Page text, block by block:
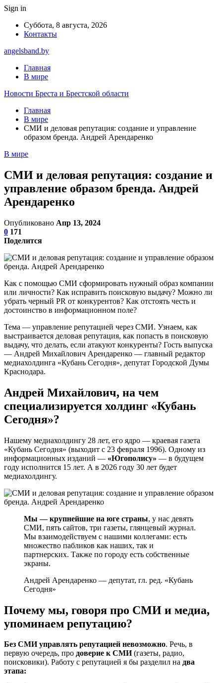
Sign in
Суббота, 8 августа, 2026
Контакты
angelsband.by
Главная
В мире
Новости Бреста и Брестской области
Главная
В мире
СМИ и деловая репутация: создание и управление
образом бренда. Андрей Арендаренко
В мире
СМИ и деловая репутация: создание и
управление образом бренда. Андрей
Арендаренко
Опубликовано Апр 13, 2024
0 171
Поделится
Как с помощью СМИ сформировать нужный образ компании
или личности? Как исправить поисковую выдачу? Можно ли
убрать черный PR от конкурентов? Как отстоять честь и
достоинство в информационном поле?
Тема — управление репутацией через СМИ. Узнаем, как
выстраивается деловая репутация, как попасть в поисковую
выдачу, что делать, если атакуют конкуренты? Гость выпуска
— Андрей Михайлович Арендаренко — главный редактор
медиахолдинга «Кубань Сегодня», депутат Городской Думы
Краснодара.
Андрей Михайлович, на чем
специализируется холдинг «Кубань
Сегодня»?
Нашему медиахолдингу 28 лет, его ядро — краевая газета
«Кубань Сегодня» (выходит с 23 февраля 1996). Одному из
информационных изданий — «Югополису» — в будущем
году исполнится 15 лет. А в 2026 году 30 лет будет
медиахолдингу.
Мы — крупнейшие на юге страны, у нас девять
СМИ, пять сайтов, три газеты, глянцевый журнал.
Мы взаимодействуем с нашими коллегами: есть
множество пабликов как наших, так и
партнерских. Также по городу есть собственные
экраны.
Андрей Арендаренко — депутат, гл. ред. «Кубань
Сегодня»
Почему мы, говоря про СМИ и медиа,
упоминаем репутацию?
Без СМИ управлять репутацией невозможно. Речь, в
первую очередь, про доверие к СМИ(газеты, радио,
поисковики). Работу с репутацией я бы разделил на два
этапа: